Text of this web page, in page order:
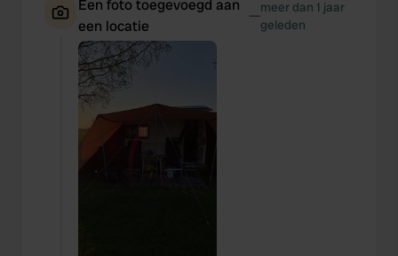
Een foto toegevoegd aan
een locatie
—meer dan 1 jaar
geleden